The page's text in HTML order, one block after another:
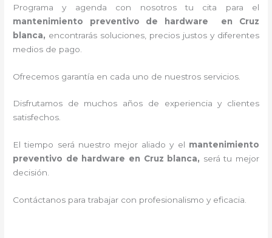
Programa y agenda con nosotros tu cita para el
mantenimiento preventivo de hardware en Cruz
blanca, encontrarás soluciones, precios justos y diferentes
medios de pago.
Ofrecemos garantía en cada uno de nuestros servicios.
Disfrutamos de muchos años de experiencia y clientes
satisfechos.
El tiempo será nuestro mejor aliado y el mantenimiento
preventivo de hardware en Cruz blanca, será tu mejor
decisión.
Contáctanos para trabajar con profesionalismo y eficacia.